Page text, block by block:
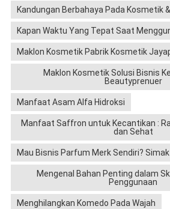
Kandungan Berbahaya Pada Kosmetik
Kapan Waktu Yang Tepat Saat
Maklon Kosmetik Pabrik Kosmetik
Maklon Kosmetik Solusi Bisnis
Beautyprenuer
Manfaat Asam Alfa Hidroksi
Manfaat Saffron untuk Kecantikan :
dan Sehat
Mau Bisnis Parfum Merk Sendiri?
Mengenal Bahan Penting dalam
Penggunaan
Menghilangkan Komedo Pada Wajah